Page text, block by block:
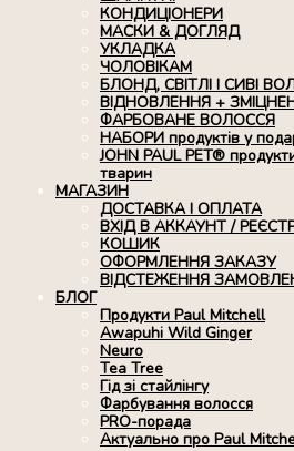
КОНДИЦІОНЕРИ
МАСКИ & ДОГЛЯД
УКЛАДКА
ЧОЛОВІКАМ
БЛОНД, СВІТЛІ І СИВІ
ВІДНОВЛЕННЯ +
ФАРБОВАНЕ ВОЛОССЯ
НАБОРИ продуктів у
JOHN PAUL PET®
тварин
МАГАЗИН
ДОСТАВКА І ОПЛАТА
ВХІД В АККАУНТ /
КОШИК
ОФОРМЛЕННЯ ЗАКАЗУ
ВІДСТЕЖЕННЯ
БЛОГ
Продукти Paul Mitchell
Awapuhi Wild Ginger
Neuro
Tea Tree
Гід зі стайлінгу
Фарбування волосся
PRO-порада
Актуально про Paul